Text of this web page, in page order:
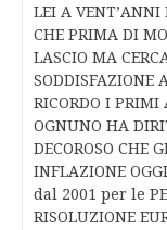
LEI A VENT’ANNI
CHE PRIMA DI
LASCIO MA
SODDISFAZIONE
RICORDO I PRIMI
OGNUNO HA
DECOROSO CHE
INFLAZIONE
dal 2001 per le
RISOLUZIONE